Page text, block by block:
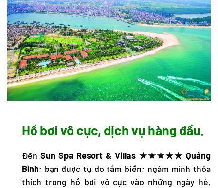
Hồ bơi vô cực, dịch vụ hàng đầu.
ĐếnSun Spa Resort & Villas ★★★★★ Quảng
Bình; bạn được tự do tắm biển; ngâm mình thỏa
thích trong hồ bơi vô cực vào những ngày hè,